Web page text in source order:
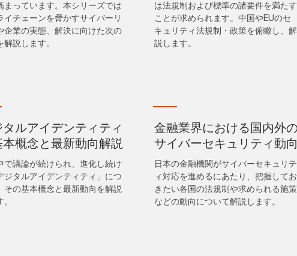
まっています。本シリーズでは
イチェーンを脅かすサイバーリ
企業の実態、解決に向けた次の
解説します。
は法規制および標準の諸要件を満たす
ことが求められます。中国やEUのセ
キュリティ法規制・政策を俯瞰し、解
説します。
ルアイデンティティ
概念と最新動向解説
で議論が続けられ、進化し続け
ジタルアイデンティティ」につ
その基本概念と最新動向を解説
金融業界における国内外の
サイバーセキュリティ動向
日本の金融機関がサイバーセキュリテ
ィ対応を進めるにあたり、把握してお
きたい各国の法規制や求められる施策
などの動向について解説します。